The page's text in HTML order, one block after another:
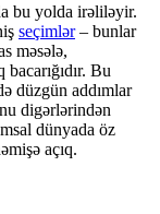
bu yolda irəliləyir.
seçimlər– bunlar
məsələ,
Bu
düzgün addımlar
digərlərindən
dünyada öz
açıq.